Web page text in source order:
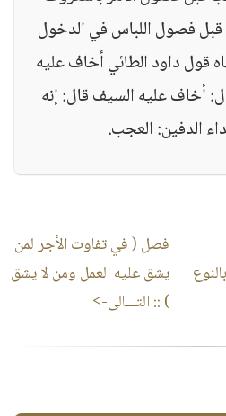
قبل فصول اللباس في الدخول
قول داود الطائي أخاف عليه
أخاف عليه السيف قال: إنه
الدفين: العجب.
فصل ( في تفاوت الأجر لمن
يشق عليه العمل ومن لا يشق
) :: التـــالى->